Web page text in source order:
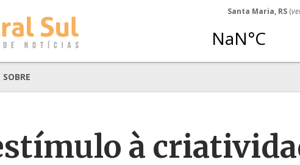
Santa Maria, RS (
SOBRE
à